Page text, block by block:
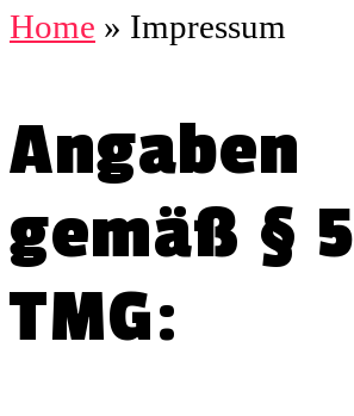
Home » Impressum
Angaben
gemäß § 5
TMG: